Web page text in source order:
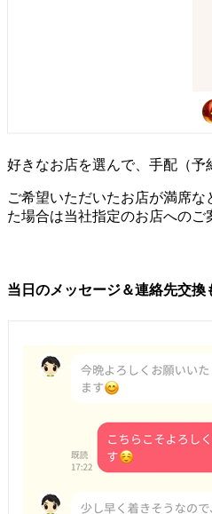
好きなお店を選んで、手配（予
ご希望いただいたお店が満席
た場合は当社指定のお店へのご
当日のメッセージ＆連絡先交換